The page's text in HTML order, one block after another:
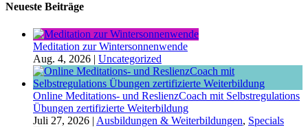
Neueste Beiträge
Meditation zur Wintersonnenwende
Aug. 4, 2026 | Uncategorized
Online Meditations- und ReslienzCoach mit Selbstregulations
Übungen zertifizierte Weiterbildung
Juli 27, 2026 | Ausbildungen & Weiterbildungen, Specials